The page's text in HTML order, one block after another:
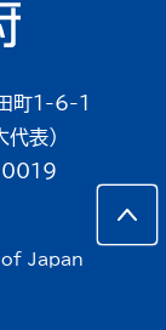
町1-6-1
表）
Japan